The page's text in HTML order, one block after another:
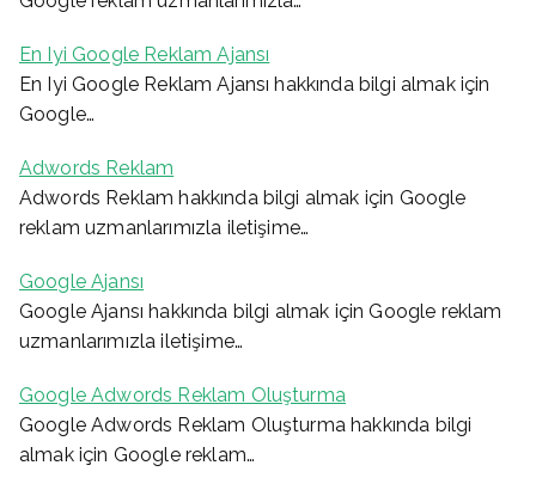
En Iyi Google Reklam Ajansı
En Iyi Google Reklam Ajansı hakkında bilgi almak için
Google…
Adwords Reklam
Adwords Reklam hakkında bilgi almak için Google
reklam uzmanlarımızla iletişime…
Google Ajansı
Google Ajansı hakkında bilgi almak için Google reklam
uzmanlarımızla iletişime…
Google Adwords Reklam Oluşturma
Google Adwords Reklam Oluşturma hakkında bilgi
almak için Google reklam…